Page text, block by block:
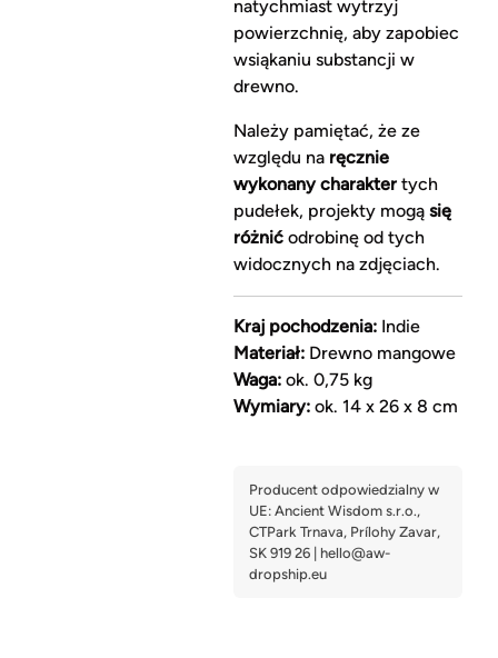
natychmiast wytrzyj
powierzchnię, aby zapobiec
wsiąkaniu substancji w
drewno.
Należy pamiętać, że ze
względu na ręcznie
wykonany charaktertych
pudełek, projekty mogą się
różnićodrobinę od tych
widocznych na zdjęciach.
Kraj pochodzenia:Indie
Materiał:Drewno mangowe
Waga:ok. 0,75 kg
Wymiary:ok. 14 x 26 x 8 cm